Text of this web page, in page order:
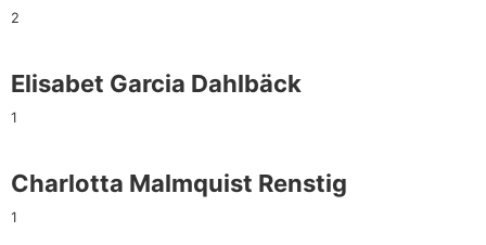
2
Elisabet Garcia Dahlbäck
1
Charlotta Malmquist Renstig
1